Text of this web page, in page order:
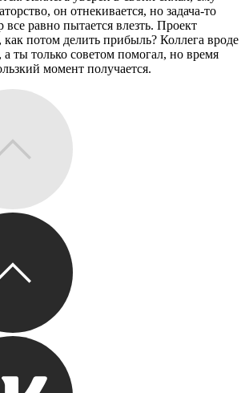
он отнекивается, но задача-то
все равно пытается влезть. Проект
как потом делить прибыль? Коллега вроде
а ты только советом помогал, но время
момент получается.